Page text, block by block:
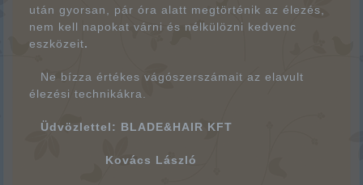
után gyorsan, pár óra alatt megtörténik az élezés,
nem kell napokat várni és nélkülözni kedvenc
eszközeit.
Ne bízza értékes vágószerszámait az elavult
élezési technikákra.
Üdvözlettel: BLADE&HAIR KFT
Kovács László